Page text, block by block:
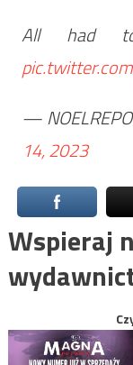
All had
—
14, 2023
Wspieraj